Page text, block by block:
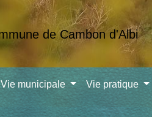
Vie municipale Vie pratique